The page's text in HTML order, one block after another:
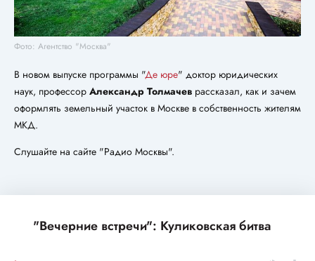
Фото: Агентство "Москва"
В новом выпуске программы "Де юре" доктор юридических
наук, профессор Александр Толмачев рассказал, как и зачем
оформлять земельный участок в Москве в собственность жителям
МКД.
Слушайте на сайте "Радио Москвы".
"Вечерние встречи": Куликовская битва